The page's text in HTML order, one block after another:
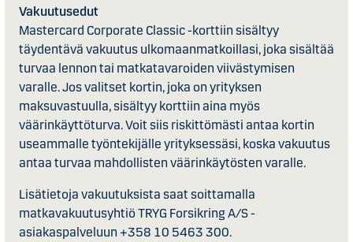
Vakuutusedut
Mastercard Corporate Classic -korttiin sisältyy
täydentävä vakuutus ulkomaanmatkoillasi, joka sisältää
turvaa lennon tai matkatavaroiden viivästymisen
varalle. Jos valitset kortin, joka on yrityksen
maksuvastuulla, sisältyy korttiin aina myös
väärinkäyttöturva. Voit siis riskittömästi antaa kortin
useammalle työntekijälle yrityksessäsi, koska vakuutus
antaa turvaa mahdollisten väärinkäytösten varalle.
Lisätietoja vakuutuksista saat soittamalla
matkavakuutusyhtiöTRYG Forsikring A/S -
asiakaspalveluun +358 10 5463 300.